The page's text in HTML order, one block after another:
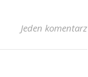
Jeden komentarz